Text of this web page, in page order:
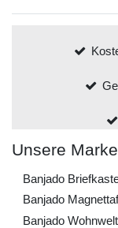
Unsere
Banjado
Banjado
Banjado